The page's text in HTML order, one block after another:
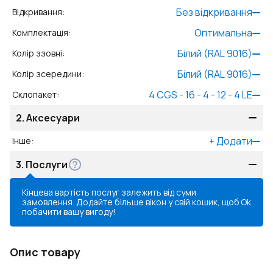
Відкривання: Без відкривання
Комплектація: Оптимальна
Колір ззовні: Білий (RAL 9016)
Колір зсередини: Білий (RAL 9016)
Склопакет:
4 CGS - 16 - 4 - 12 - 4 LE
2.Аксесуари
Інше: +Додати
3. Послуги
Кінцева вартість послуг залежить від суми
замовлення. Додайте більше вікон у свій кошик, щоб
побачити вашу вигоду!
Ok
Опис товару